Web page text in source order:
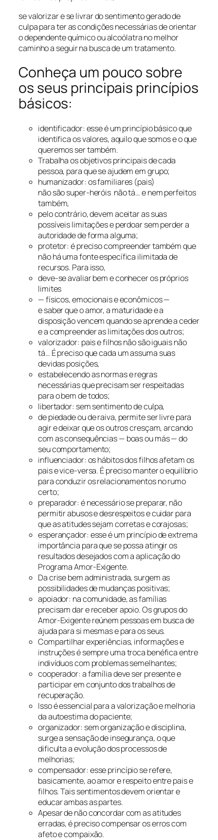
se valorizar e se livrar do sentimento gerado de
culpa para ter as condições necessárias de orientar
o dependente químico ou alcoólatra no melhor
caminho a seguir na busca de um tratamento.
Conheça um pouco sobre
os seus principais princípios
básicos:
identificador: esse é um princípio básico que
identifica os valores, aquilo que somos e o que
queremos ser também.
Trabalha os objetivos principais de cada
pessoa, para que se ajudem em grupo;
humanizador: os familiares (pais)
não são super-heróis não tá… e nem perfeitos
também,
pelo contrário, devem aceitar as suas
possíveis limitações e perdoar sem perder a
autoridade de forma alguma;
protetor: é preciso compreender também que
não há uma fonte específica ilimitada de
recursos. Para isso,
deve-se avaliar bem e conhecer os próprios
limites
— físicos, emocionais e econômicos —
e saber que o amor, a maturidade e a
disposição vencem quando se aprende a ceder
e a compreender as limitações dos outros;
valorizador: pais e filhos não são iguais não
tá… É preciso que cada um assuma suas
devidas posições,
estabelecendo as normas e regras
necessárias que precisam ser respeitadas
para o bem de todos;
libertador: sem sentimento de culpa,
de piedade ou de raiva, permite ser livre para
agir e deixar que os outros cresçam, arcando
com as consequências — boas ou más — do
seu comportamento;
influenciador: os hábitos dos filhos afetam os
pais e vice-versa. É preciso manter o equilíbrio
para conduzir os relacionamentos no rumo
certo;
preparador: é necessário se preparar, não
permitir abusos e desrespeitos e cuidar para
que as atitudes sejam corretas e corajosas;
esperançador: esse é um princípio de extrema
importância para que se possa atingir os
resultados desejados com a aplicação do
Programa Amor-Exigente.
Da crise bem administrada, surgem as
possibilidades de mudanças positivas;
apoiador: na comunidade, as famílias
precisam dar e receber apoio. Os grupos do
Amor-Exigente reúnem pessoas em busca de
ajuda para si mesmas e para os seus.
Compartilhar experiências, informações e
instruções é sempre uma troca benéfica entre
indivíduos com problemas semelhantes;
cooperador: a família deve ser presente e
participar em conjunto dos trabalhos de
recuperação.
Isso é essencial para a valorização e melhoria
da autoestima do paciente;
organizador: sem organização e disciplina,
surge a sensação de insegurança, o que
dificulta a evolução dos processos de
melhorias;
compensador: esse princípio se refere,
basicamente, ao amor e respeito entre pais e
filhos. Tais sentimentos devem orientar e
educar ambas as partes.
Apesar de não concordar com as atitudes
erradas, é preciso compensar os erros com
afeto e compaixão.